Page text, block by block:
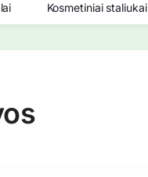
Kosmetiniai staliukai